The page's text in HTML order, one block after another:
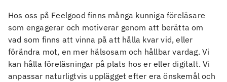
Hos oss på Feelgood finns många kunniga föreläsare
som engagerar och motiverar genom att berätta om
vad som finns att vinna på att hålla kvar vid, eller
förändra mot, en mer hälsosam och hållbar vardag. Vi
kan hålla föreläsningar på plats hos er eller digitalt. Vi
anpassar naturligtvis upplägget efter era önskemål och